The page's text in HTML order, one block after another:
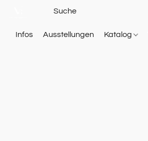
Infos Ausstellungen Katalog